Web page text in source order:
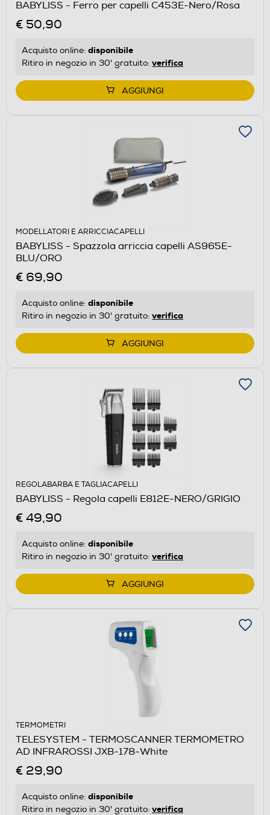
BABYLISS - Ferro per capelli C453E-Nero/Rosa
€ 50,90
Acquisto online: disponibile
Ritiro in negozio in 30' gratuito: verifica
AGGIUNGI
MODELLATORI E ARRICCIACAPELLI
BABYLISS - Spazzola arriccia capelli AS965E-
BLU/ORO
€ 69,90
Acquisto online: disponibile
Ritiro in negozio in 30' gratuito: verifica
AGGIUNGI
REGOLABARBA E TAGLIACAPELLI
BABYLISS - Regola capelli E812E-NERO/GRIGIO
€ 49,90
Acquisto online: disponibile
Ritiro in negozio in 30' gratuito: verifica
AGGIUNGI
TERMOMETRI
TELESYSTEM - TERMOSCANNER TERMOMETRO
AD INFRAROSSI JXB-178-White
€ 29,90
Acquisto online: disponibile
Ritiro in negozio in 30' gratuito: verifica